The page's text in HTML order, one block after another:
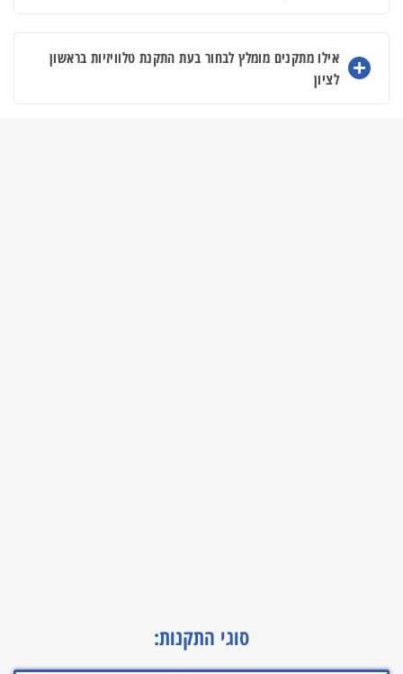
אילו מתקנים מומלץ לבחור בעת התקנת טלוויזיות בראשון
לציון
סוגי התקנות: